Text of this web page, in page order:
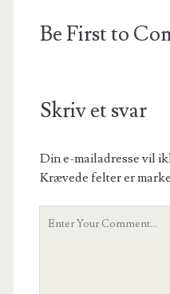
Be First to
Skriv et svar
Din e-mailadresse vil
Krævede felter er
Your